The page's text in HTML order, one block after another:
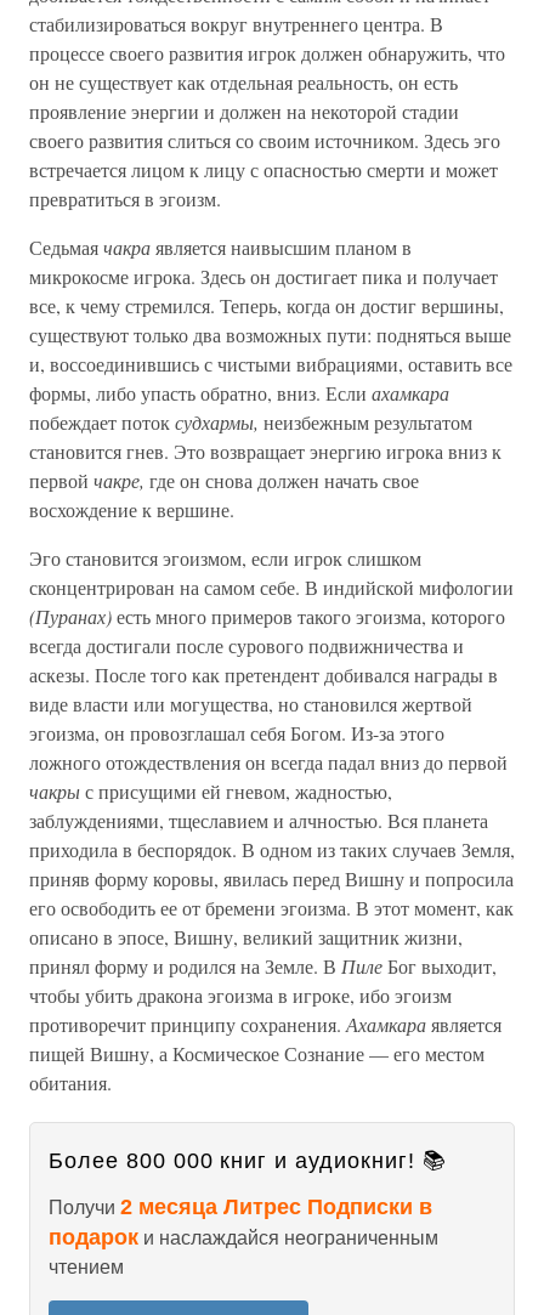
стабилизироваться вокруг внутреннего центра. В
процессе своего развития игрок должен обнаружить, что
он не существует как отдельная реальность, он есть
проявление энергии и должен на некоторой стадии
своего развития слиться со своим источником. Здесь эго
встречается лицом к лицу с опасностью смерти и может
превратиться в эгоизм.
Седьмаячакраявляется наивысшим планом в
микрокосме игрока. Здесь он достигает пика и получает
все, к чему стремился. Теперь, когда он достиг вершины,
существуют только два возможных пути: подняться выше
и, воссоединившись с чистыми вибрациями, оставить все
формы, либо упасть обратно, вниз. Если ахамкара
побеждает потоксудхармы, неизбежным результатом
становится гнев. Это возвращает энергию игрока вниз к
первой чакре, где он снова должен начать свое
восхождение к вершине.
Эго становится эгоизмом, если игрок слишком
сконцентрирован на самом себе. В индийской мифологии
(Пуранах)есть много примеров такого эгоизма, которого
всегда достигали после сурового подвижничества и
аскезы. После того как претендент добивался награды в
виде власти или могущества, но становился жертвой
эгоизма, он провозглашал себя Богом. Из-за этого
ложного отождествления он всегда падал вниз до первой
чакрыс присущими ей гневом, жадностью,
заблуждениями, тщеславием и алчностью. Вся планета
приходила в беспорядок. В одном из таких случаев Земля,
приняв форму коровы, явилась перед Вишну и попросила
его освободить ее от бремени эгоизма. В этот момент, как
описано в эпосе, Вишну, великий защитник жизни,
принял форму и родился на Земле. В ПилеБог выходит,
чтобы убить дракона эгоизма в игроке, ибо эгоизм
противоречит принципу сохранения. Ахамкараявляется
пищей Вишну, а Космическое Сознание — его местом
обитания.
Более 800 000 книг и аудиокниг! 📚
Получи 2 месяца Литрес Подписки в
подарок и наслаждайся неограниченным
чтением